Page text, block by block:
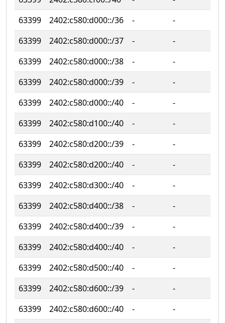
63399
2402:c580:d000::/36 ‐
‐
63399
2402:c580:d000::/37 ‐
‐
63399
2402:c580:d000::/38 ‐
‐
63399
2402:c580:d000::/39 ‐
‐
63399
2402:c580:d000::/40 ‐
‐
63399
2402:c580:d100::/40 ‐
‐
63399
2402:c580:d200::/39 ‐
‐
63399
2402:c580:d200::/40 ‐
‐
63399
2402:c580:d300::/40 ‐
‐
63399
2402:c580:d400::/38 ‐
‐
63399
2402:c580:d400::/39 ‐
‐
63399
2402:c580:d400::/40 ‐
‐
63399
2402:c580:d500::/40 ‐
‐
63399
2402:c580:d600::/39 ‐
‐
63399
2402:c580:d600::/40 ‐
‐